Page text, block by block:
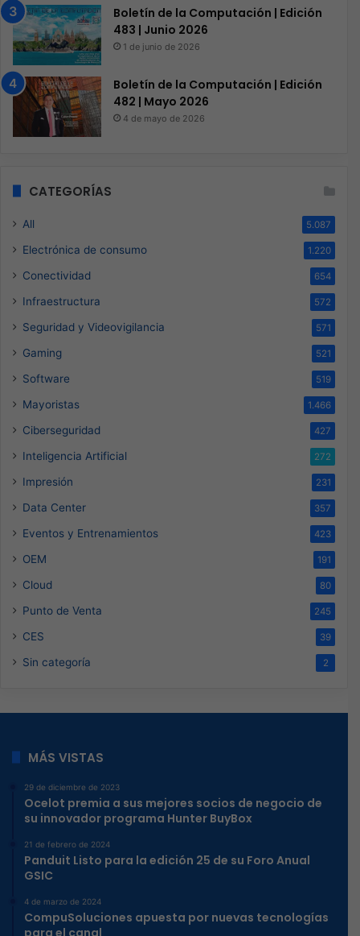
Boletín de la Computación | Edición
483 | Junio 2026
1 de junio de 2026
Boletín de la Computación | Edición
482 | Mayo 2026
4 de mayo de 2026
CATEGORÍAS
All 5.087
Electrónica de consumo 1.220
Conectividad 654
Infraestructura 572
Seguridad y Videovigilancia 571
Gaming 521
Software 519
Mayoristas 1.466
Ciberseguridad 427
Inteligencia Artificial 272
Impresión 231
Data Center 357
Eventos y Entrenamientos 423
OEM 191
Cloud 80
Punto de Venta 245
CES 39
Sin categoría 2
MÁS VISTAS
29 de diciembre de 2023
Ocelot premia a sus mejores socios de negocio de
su innovador programa Hunter BuyBox
21 de febrero de 2024
Panduit Listo para la edición 25 de su Foro Anual
GSIC
4 de marzo de 2024
CompuSoluciones apuesta por nuevas tecnologías
para el canal